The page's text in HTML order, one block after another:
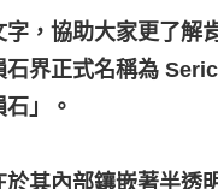
，協助大家更了解
界正式名稱為
」。
其內部鑲嵌著半透